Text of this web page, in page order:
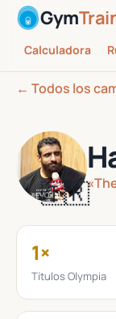
Gym
Calculadora
← Todos los
🇮🇷
1×
Títulos Olympia